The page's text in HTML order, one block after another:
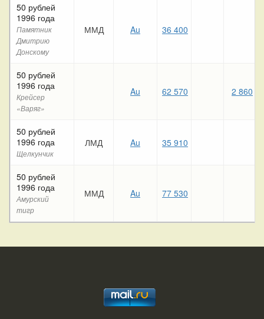
50 рублей
1996 года
Памятник
Дмитрию
Донскому
ММД Au 36 400
50 рублей
1996 года
Крейсер
«Варяг»
Au 62 570 2 860
50 рублей
1996 года
Щелкунчик
ЛМД Au 35 910
50 рублей
1996 года
Амурский
тигр
ММД Au 77 530